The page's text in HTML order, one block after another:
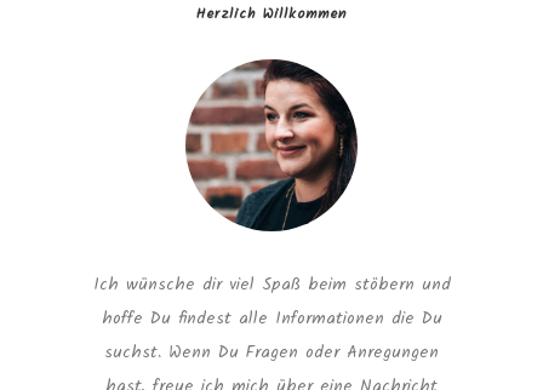
Herzlich Willkommen
Ich wünsche dir viel Spaß beim stöbern und
hoffe Du findest alle Informationen die Du
suchst. Wenn Du Fragen oder Anregungen